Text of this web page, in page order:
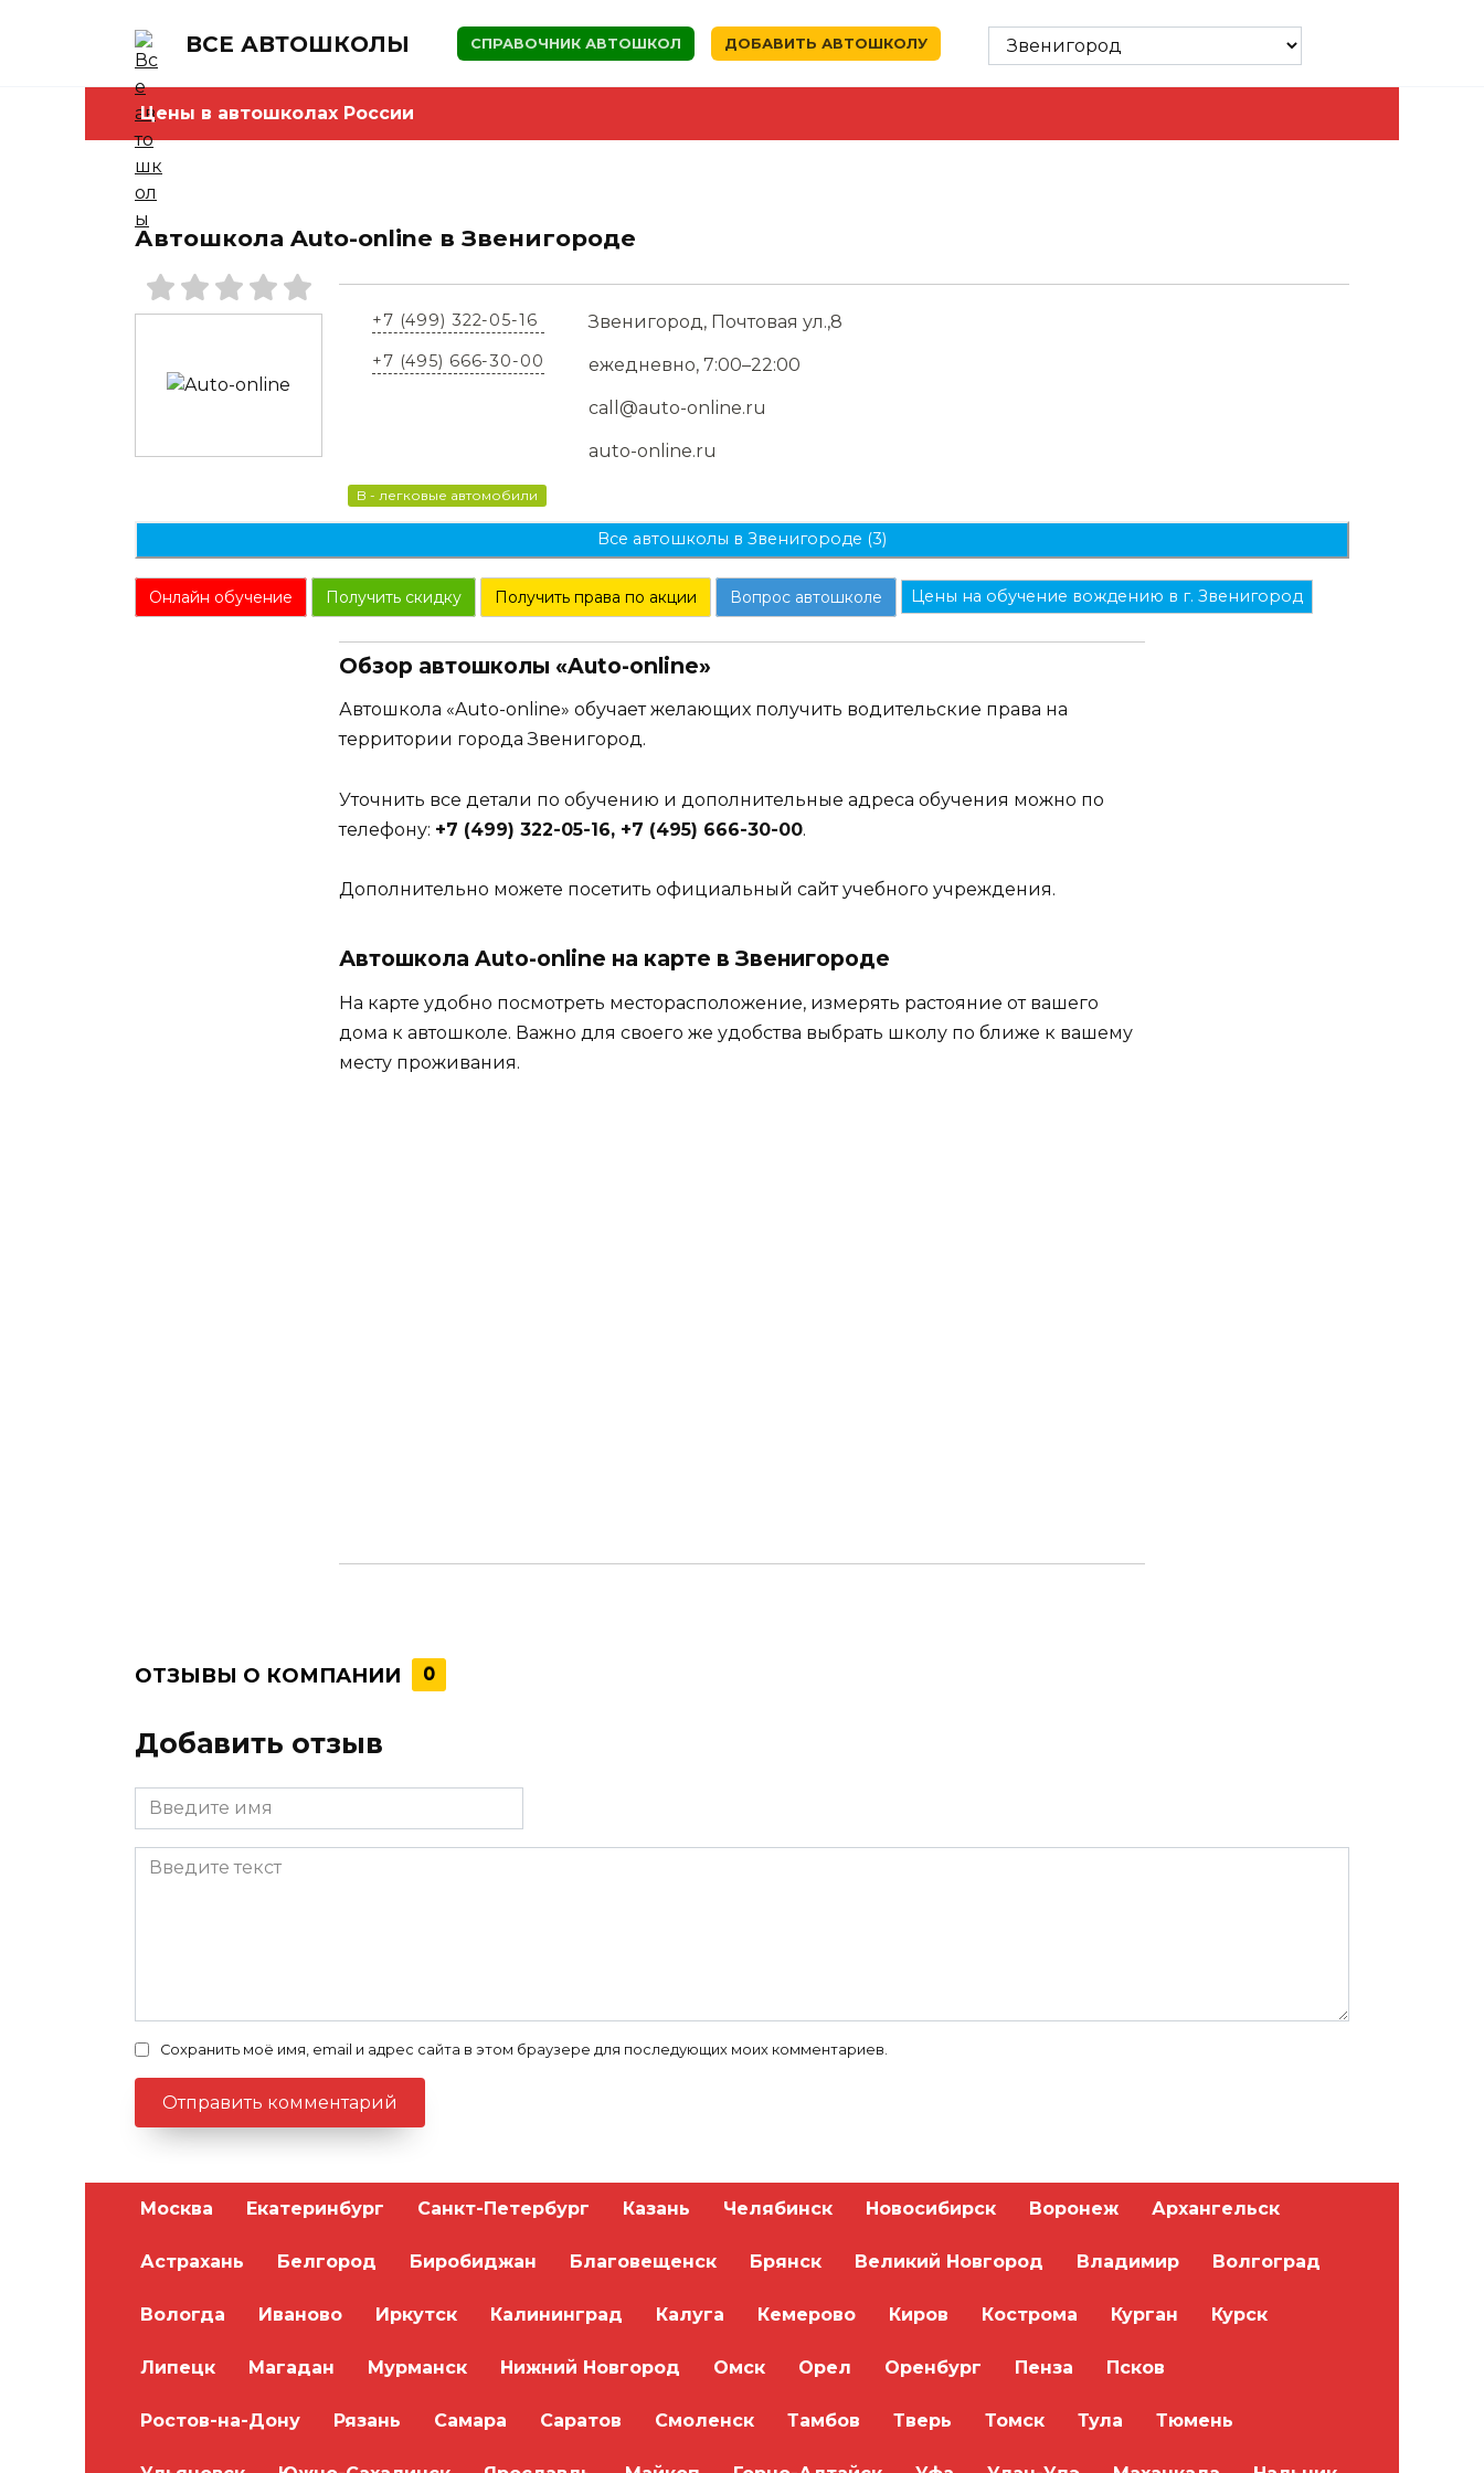
ВСЕ АВТОШКОЛЫ СПРАВОЧНИК АВТОШКОЛ ДОБАВИТЬ АВТОШКОЛУ
Цены в автошколах России
Автошкола Auto-online в Звенигороде
+7 (499) 322-05-16
+7 (495) 666-30-00
Звенигород, Почтовая ул.,8
ежедневно, 7:00–22:00
call@auto-online.ru
auto-online.ru
B - легковые автомобили
Все автошколы в Звенигороде (3)
Онлайн обучение Получить скидку Получить права по акции Вопрос автошколе Цены на обучение вождению в г. Звенигород
Обзор автошколы «Auto-online»
Автошкола «Auto-online» обучает желающих получить водительские права на
территории города Звенигород.
Уточнить все детали по обучению и дополнительные адреса обучения можно по
телефону: +7 (499) 322-05-16, +7 (495) 666-30-00.
Дополнительно можете посетить официальный сайт учебного учреждения.
Автошкола Auto-online на карте в Звенигороде
На карте удобно посмотреть месторасположение, измерять растояние от вашего
дома к автошколе. Важно для своего же удобства выбрать школу по ближе к вашему
месту проживания.
ОТЗЫВЫ О КОМПАНИИ 0
Добавить отзыв
Сохранить моё имя, email и адрес сайта в этом браузере для последующих моих комментариев.
Москва Екатеринбург Санкт-Петербург Казань Челябинск Новосибирск Воронеж Архангельск
Астрахань Белгород Биробиджан Благовещенск Брянск Великий Новгород Владимир Волгоград
Вологда Иваново Иркутск Калининград Калуга Кемерово Киров Кострома Курган Курск
Липецк Магадан Мурманск Нижний Новгород Омск Орел Оренбург Пенза Псков
Ростов-на-Дону Рязань Самара Саратов Смоленск Тамбов Тверь Томск Тула Тюмень